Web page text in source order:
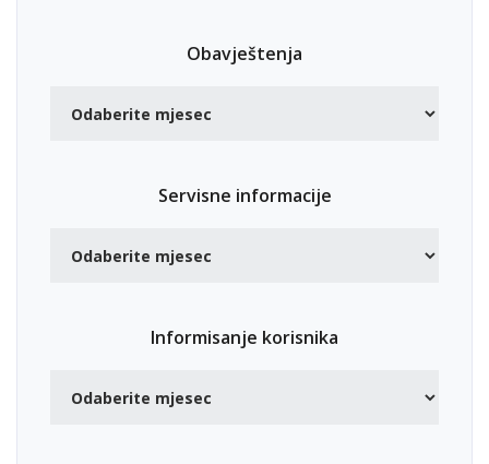
Obavještenja
Servisne informacije
Informisanje korisnika